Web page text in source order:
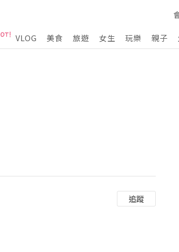
VLOG 美食 旅遊 女生 玩樂 親子
追蹤